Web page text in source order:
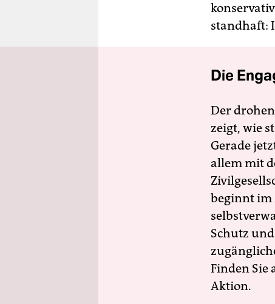
standhaft:
Die
Der
zeigt, wie
Gerade
allem mit
beginnt im
Schutz
Finden Sie
Aktion.